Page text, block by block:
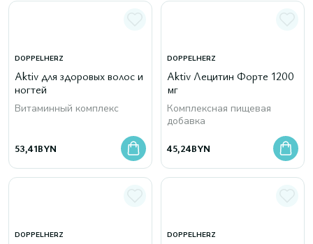
DOPPELHERZ
Aktiv для здоровых волос и
ногтей
Витаминный комплекс
53,41BYN
DOPPELHERZ
Aktiv Лецитин Форте 1200
мг
Комплексная пищевая
добавка
45,24BYN
DOPPELHERZ DOPPELHERZ